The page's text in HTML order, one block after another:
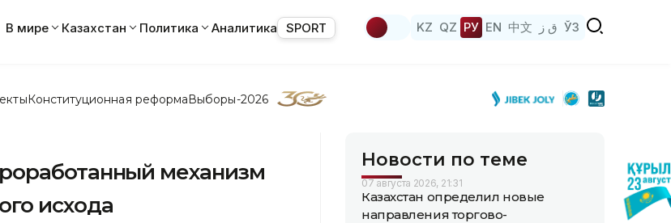
В мире Казахстан Политика Аналитика SPORT KZ QZ РУ EN 中文 ق ز ЎЗ
Конституционная реформаВыборы-2026
механизм
исхода
Новости по теме
07 августа 2026, 21:31
Казахстан определил новые
направления торгово-